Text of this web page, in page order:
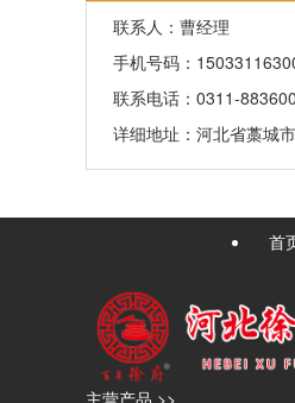
联系人：曹经理
手机号码：
联系电话：0311-
详细地址：河北省藁城
首
主营产品 >>